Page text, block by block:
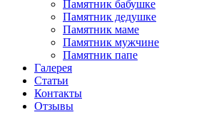
Памятник бабушке
Памятник дедушке
Памятник маме
Памятник мужчине
Памятник папе
Галерея
Статьи
Контакты
Отзывы